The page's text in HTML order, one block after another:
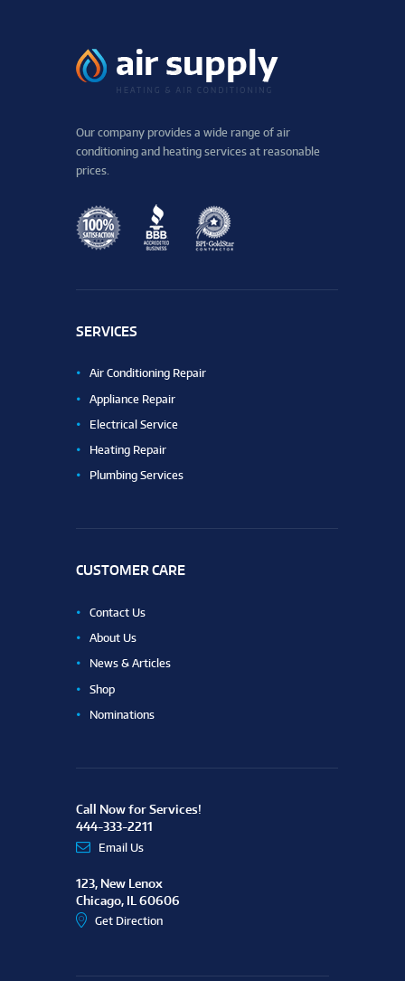
Our company provides a wide range of air
conditioning and heating services at reasonable
prices.
SERVICES
Air Conditioning Repair
Appliance Repair
Electrical Service
Heating Repair
Plumbing Services
CUSTOMER CARE
Contact Us
About Us
News & Articles
Shop
Nominations
Call Now for Services!
444-333-2211
Email Us
123, New Lenox
Chicago, IL 60606
Get Direction